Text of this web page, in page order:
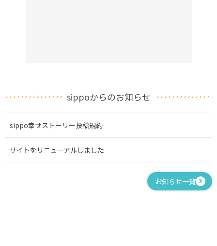
sippoからのお知らせ
sippo幸せストーリー投稿規約
サイトをリニューアルしました
お知らせ一覧